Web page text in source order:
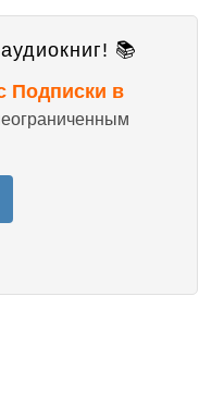
📚
Подписки в